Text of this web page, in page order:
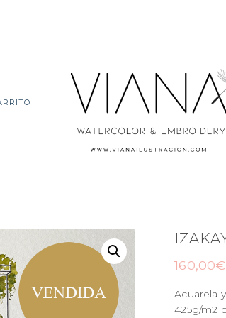
160,00€
Acuarela
425g/m2